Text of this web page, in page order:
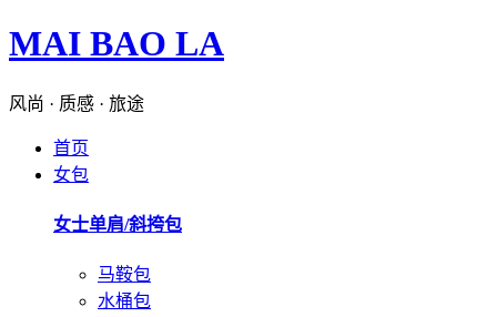
MAI BAO LA
风尚 · 质感 · 旅途
首页
女包
女士单肩/斜挎包
马鞍包
水桶包